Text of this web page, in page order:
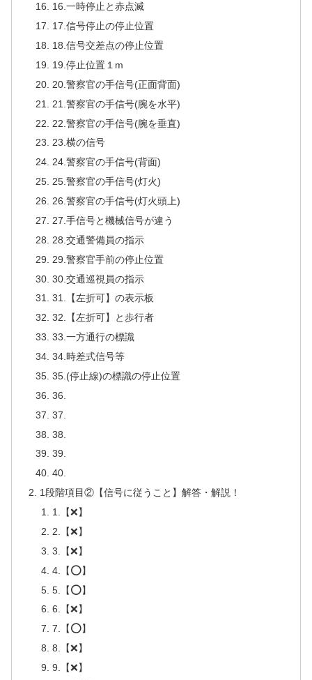
16.一時停止と赤点滅
17.信号停止の停止位置
18.信号交差点の停止位置
19.停止位置１m
20.警察官の手信号(正面背面)
21.警察官の手信号(腕を水平)
22.警察官の手信号(腕を垂直)
23.横の信号
24.警察官の手信号(背面)
25.警察官の手信号(灯火)
26.警察官の手信号(灯火頭上)
27.手信号と機械信号が違う
28.交通警備員の指示
29.警察官手前の停止位置
30.交通巡視員の指示
31.【左折可】の表示板
32.【左折可】と歩行者
33.一方通行の標識
34.時差式信号等
35.(停止線)の標識の停止位置
36.
37.
38.
39.
40.
1段階項目②【信号に従うこと】解答・解説！
1.【❌】
2.【❌】
3.【❌】
4.【⭕】
5.【⭕】
6.【❌】
7.【⭕】
8.【❌】
9.【❌】